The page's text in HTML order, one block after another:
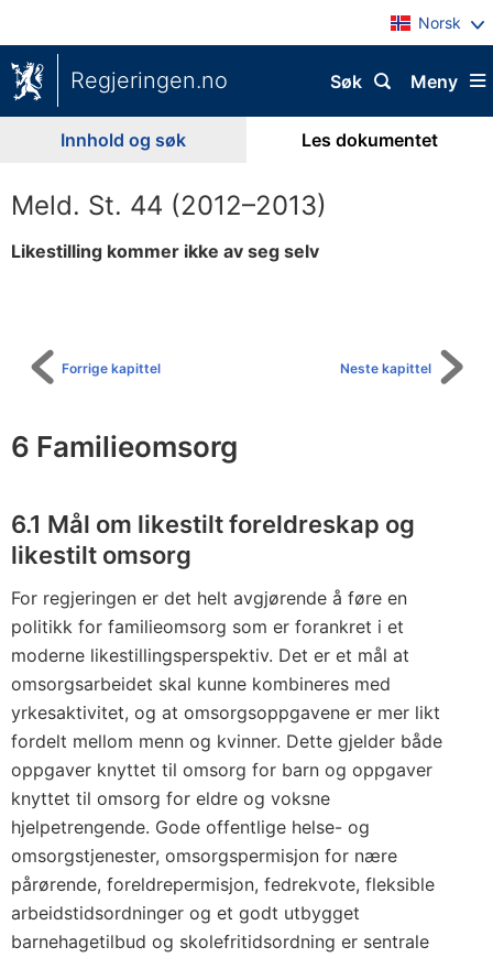
Norsk
Regjeringen.no Meny
Søk
Innhold og søk Les dokumentet
Meld. St. 44 (2012–2013)
Likestilling kommer ikke av seg selv
Neste kapittel
Forrige kapittel
6 Familieomsorg
6.1 Mål om likestilt foreldreskap og
likestilt omsorg
For regjeringen er det helt avgjørende å føre en
politikk for familieomsorg som er forankret i et
moderne likestillingsperspektiv. Det er et mål at
omsorgsarbeidet skal kunne kombineres med
yrkesaktivitet, og at omsorgsoppgavene er mer likt
fordelt mellom menn og kvinner. Dette gjelder både
oppgaver knyttet til omsorg for barn og oppgaver
knyttet til omsorg for eldre og voksne
hjelpetrengende. Gode offentlige helse- og
omsorgstjenester, omsorgspermisjon for nære
pårørende, foreldrepermisjon, fedrekvote, fleksible
arbeidstidsordninger og et godt utbygget
barnehagetilbud og skolefritidsordning er sentrale